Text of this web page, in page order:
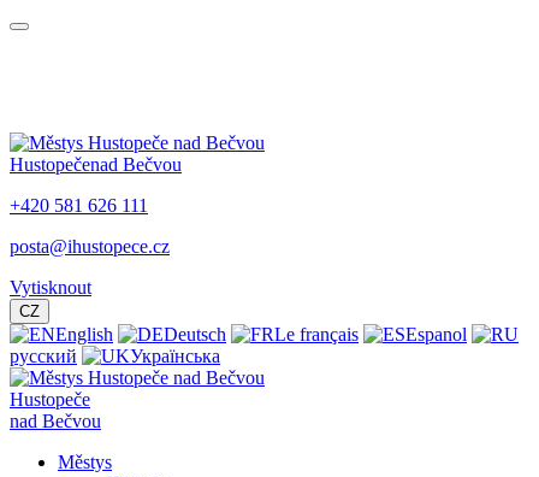
Hustopečenad Bečvou
+420 581 626 111
posta@ihustopece.cz
Vytisknout
CZ
English Deutsch Le français
Espanol
русский
Українська
Hustopeče
nad Bečvou
Městys